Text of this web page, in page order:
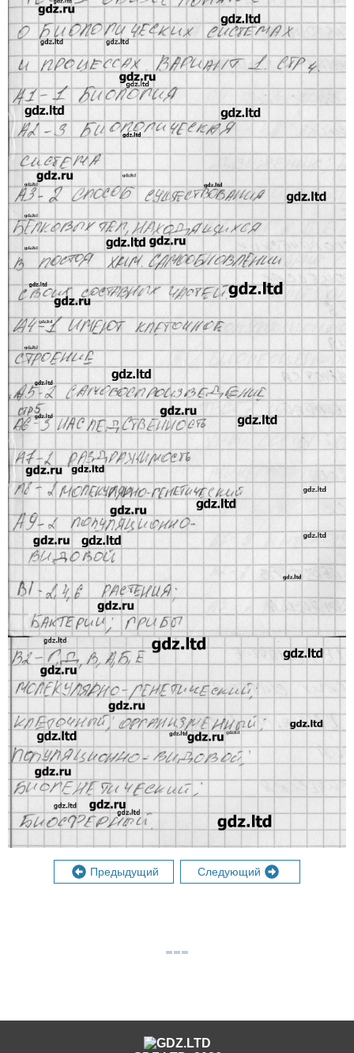
Предыдущий Следующий